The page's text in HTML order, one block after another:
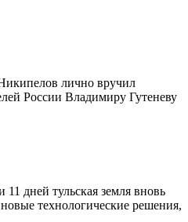
лично вручил
России Владимиру Гутеневу
дней тульская земля вновь
технологические решения,